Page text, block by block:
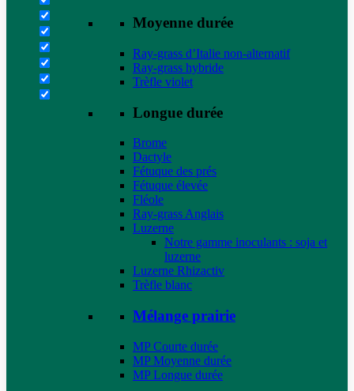
Moyenne durée
Ray-grass d’Italie non-alternatif
Ray-grass hybride
Trèfle violet
Longue durée
Brome
Dactyle
Fétuque des prés
Fétuque élevée
Fléole
Ray-grass Anglais
Luzerne
Notre gamme inoculants : soja et
luzerne
Luzerne Rhizactiv
Trèfle blanc
Mélange prairie
MP Courte durée
MP Moyenne durée
MP Longue durée